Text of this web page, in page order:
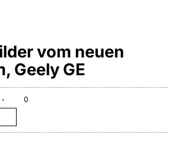
vom neuen
Geely GE
0